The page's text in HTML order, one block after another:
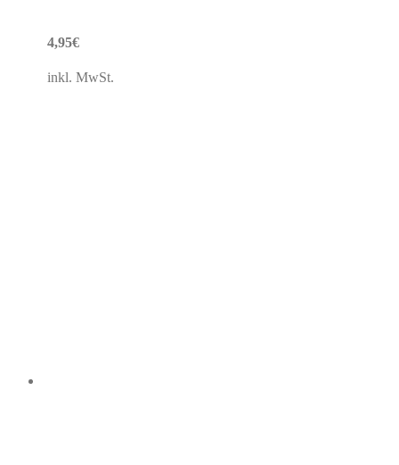
4,95€
inkl. MwSt.